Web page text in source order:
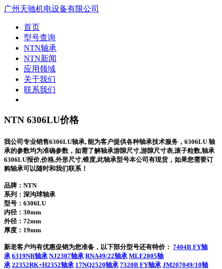
广州天驰机电设备有限公司
首页
型号查询
NTN轴承
NTN新闻
应用领域
关于我们
联系我们
NTN 6306LU价格
我公司专业销售6306LU轴承, 能为客户提供各种轴承技术服务，6306LU 轴
承的参数均为准确参数，如需了解轴承游隙尺寸,游隙尺寸表,滚子粒数,轴承
6306LU报价,价格,外形尺寸,锥度,此轴承型号本公司有现货，如果您需要订
购轴承可以随时和我们联系！
品牌：NTN
系列：深沟球轴承
型号： 6306LU
内径：30mm
外径：72mm
厚度：19mm
新老客户均有优惠促销为您准备，以下部分型号还有特价： 7404B FY轴
承 6319NR轴承 NJ2307轴承 RNA49/22轴承 MLF2005轴
承 22352RK+H2352轴承 17NQ2520轴承 7320B FY轴承 JM207049/10轴